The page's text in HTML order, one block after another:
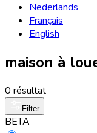
Nederlands
Français
English
maison à
0 résultat
Filter
BETA